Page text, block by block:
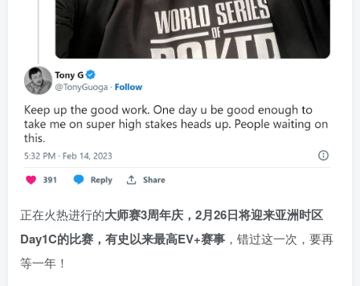
正在火热进行的大师赛3周年庆，2月26日将迎来亚洲时区
Day1C的比赛，有史以来最高EV+赛事 ，错过这一次，要再
等一年！